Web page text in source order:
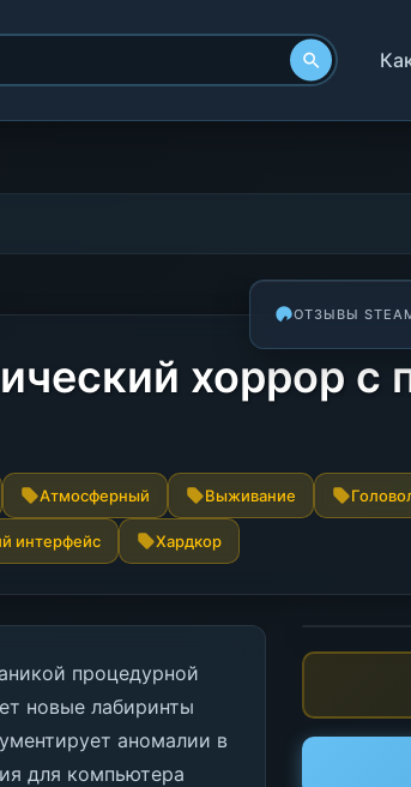
хоррор с
Атмосферный Выживание
интерфейс Хардкор
ОТЗЫВЫ
процедурной
новые лабиринты
аномалии в
для компьютера